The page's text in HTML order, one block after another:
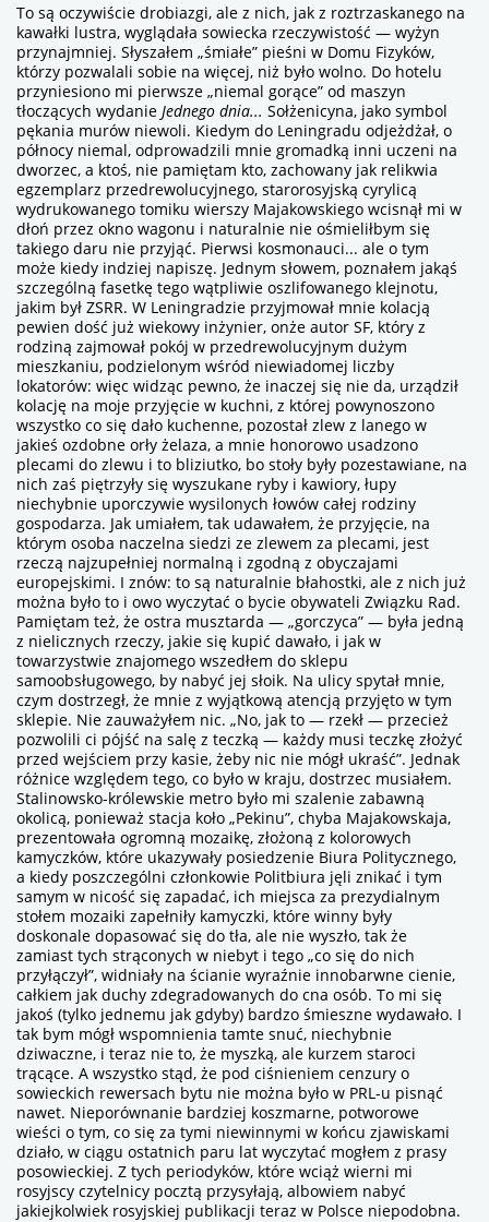
To są oczywiście drobiazgi, ale z nich, jak z roztrzaskanego na
kawałki lustra, wyglądała sowiecka rzeczywistość — wyżyn
przynajmniej. Słyszałem „śmiałe” pieśni w Domu Fizyków,
którzy pozwalali sobie na więcej, niż było wolno. Do hotelu
przyniesiono mi pierwsze „niemal gorące” od maszyn
tłoczących wydanie Jednego dnia... Sołżenicyna, jako symbol
pękania murów niewoli. Kiedym do Leningradu odjeżdżał, o
północy niemal, odprowadzili mnie gromadką inni uczeni na
dworzec, a ktoś, nie pamiętam kto, zachowany jak relikwia
egzemplarz przedrewolucyjnego, starorosyjską cyrylicą
wydrukowanego tomiku wierszy Majakowskiego wcisnął mi w
dłoń przez okno wagonu i naturalnie nie ośmieliłbym się
takiego daru nie przyjąć. Pierwsi kosmonauci... ale o tym
może kiedy indziej napiszę. Jednym słowem, poznałem jakąś
szczególną fasetkę tego wątpliwie oszlifowanego klejnotu,
jakim był ZSRR. W Leningradzie przyjmował mnie kolacją
pewien dość już wiekowy inżynier, onże autor SF, który z
rodziną zajmował pokój w przedrewolucyjnym dużym
mieszkaniu, podzielonym wśród niewiadomej liczby
lokatorów: więc widząc pewno, że inaczej się nie da, urządził
kolację na moje przyjęcie w kuchni, z której powynoszono
wszystko co się dało kuchenne, pozostał zlew z lanego w
jakieś ozdobne orły żelaza, a mnie honorowo usadzono
plecami do zlewu i to bliziutko, bo stoły były pozestawiane, na
nich zaś piętrzyły się wyszukane ryby i kawiory, łupy
niechybnie uporczywie wysilonych łowów całej rodziny
gospodarza. Jak umiałem, tak udawałem, że przyjęcie, na
którym osoba naczelna siedzi ze zlewem za plecami, jest
rzeczą najzupełniej normalną i zgodną z obyczajami
europejskimi. I znów: to są naturalnie błahostki, ale z nich już
można było to i owo wyczytać o bycie obywateli Związku Rad.
Pamiętam też, że ostra musztarda — „gorczyca” — była jedną
z nielicznych rzeczy, jakie się kupić dawało, i jak w
towarzystwie znajomego wszedłem do sklepu
samoobsługowego, by nabyć jej słoik. Na ulicy spytał mnie,
czym dostrzegł, że mnie z wyjątkową atencją przyjęto w tym
sklepie. Nie zauważyłem nic. „No, jak to — rzekł — przecież
pozwolili ci pójść na salę z teczką — każdy musi teczkę złożyć
przed wejściem przy kasie, żeby nic nie mógł ukraść”. Jednak
różnice względem tego, co było w kraju, dostrzec musiałem.
Stalinowsko-królewskie metro było mi szalenie zabawną
okolicą, ponieważ stacja koło „Pekinu”, chyba Majakowskaja,
prezentowała ogromną mozaikę, złożoną z kolorowych
kamyczków, które ukazywały posiedzenie Biura Politycznego,
a kiedy poszczególni członkowie Politbiura jęli znikać i tym
samym w nicość się zapadać, ich miejsca za prezydialnym
stołem mozaiki zapełniły kamyczki, które winny były
doskonale dopasować się do tła, ale nie wyszło, tak że
zamiast tych strąconych w niebyt i tego „co się do nich
przyłączył”, widniały na ścianie wyraźnie innobarwne cienie,
całkiem jak duchy zdegradowanych do cna osób. To mi się
jakoś (tylko jednemu jak gdyby) bardzo śmieszne wydawało. I
tak bym mógł wspomnienia tamte snuć, niechybnie
dziwaczne, i teraz nie to, że myszką, ale kurzem staroci
trącące. A wszystko stąd, że pod ciśnieniem cenzury o
sowieckich rewersach bytu nie można było w PRL-u pisnąć
nawet. Nieporównanie bardziej koszmarne, potworowe
wieści o tym, co się za tymi niewinnymi w końcu zjawiskami
działo, w ciągu ostatnich paru lat wyczytać mogłem z prasy
posowieckiej. Z tych periodyków, które wciąż wierni mi
rosyjscy czytelnicy pocztą przysyłają, albowiem nabyć
jakiejkolwiek rosyjskiej publikacji teraz w Polsce niepodobna.